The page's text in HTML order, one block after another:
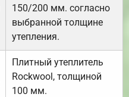
150/200 мм. согласно
выбранной толщине
утепления.
Плитный утеплитель
Rockwool, толщиной
100 мм.